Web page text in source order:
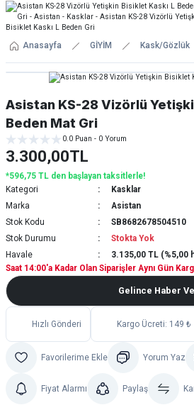
Anasayfa GİYİM Kask/Gözlük
Asistan KS-28 Vizörlü
Beden Mat Gri
0.0 Puan - 0 Yorum
3.300,00TL
*596,75 TL den başlayan taksitlerle!
Kategori
Kasklar
Marka
Asistan
Stok Kodu
SB8682678504510
Stok Durumu
Stokta Yok
Havale
3.135,00 TL (%5,00
Saat 14:00'a Kadar Olan Siparişler Aynı Gün
Gelince Haber
Hızlı Gönderi Kargo Ücreti: 149 ₺
Yorum Yaz
Fiyat Alarmı Paylaş